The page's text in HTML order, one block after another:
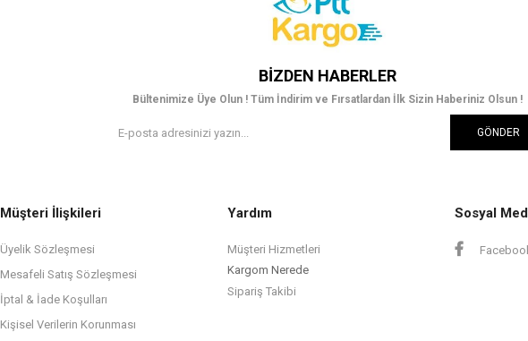
BIZDEN HABERLER
Bültenimize Üye Olun ! Tüm İndirim ve Fırsatlardan İlk Sizin Haberiniz Olsun !
GÖNDER
Müşteri İlişkileri
Üyelik Sözleşmesi
Mesafeli Satış Sözleşmesi
İptal & İade Koşulları
Kişisel Verilerin Korunması
Yardım
Müşteri Hizmetleri
Kargom Nerede
Sipariş Takibi
Sosyal